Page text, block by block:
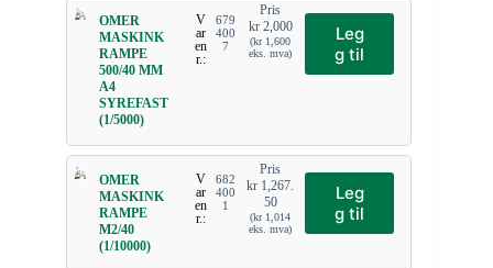
OMER
MASKINK
RAMPE
500/40 MM
A4
SYREFAST
(1/5000)
V
ar
en
r.:
679
400
7
Pris
kr2,000
(kr1,600
eks. mva)
Leg
g til
OMER
MASKINK
RAMPE
M2/40
(1/10000)
V
ar
en
r.:
682
400
1
Pris
kr 1,267.
50
(kr1,014
eks. mva)
Leg
g til